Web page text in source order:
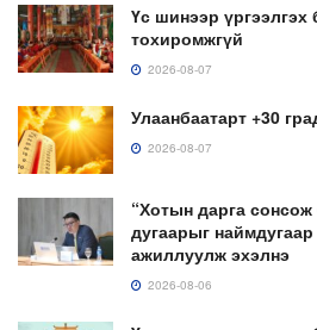
Үс шинээр үргээлгэх
тохиромжгүй
2026-08-07
Улаанбаатарт +30
2026-08-07
“Хотын дарга сонсож
дугаарыг
ажиллуулж эхэлнэ
2026-08-06